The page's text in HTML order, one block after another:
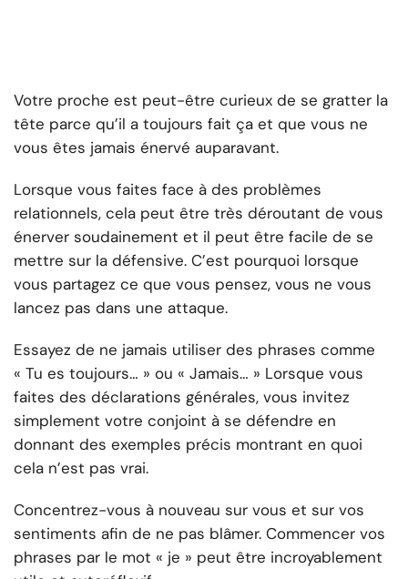
Votre proche est peut-être curieux de se gratter la
tête parce qu’il a toujours fait ça et que vous ne
vous êtes jamais énervé auparavant.
Lorsque vous faites face à des problèmes
relationnels, cela peut être très déroutant de vous
énerver soudainement et il peut être facile de se
mettre sur la défensive. C’est pourquoi lorsque
vous partagez ce que vous pensez, vous ne vous
lancez pas dans une attaque.
Essayez de ne jamais utiliser des phrases comme
« Tu es toujours… » ou « Jamais… » Lorsque vous
faites des déclarations générales, vous invitez
simplement votre conjoint à se défendre en
donnant des exemples précis montrant en quoi
cela n’est pas vrai.
Concentrez-vous à nouveau sur vous et sur vos
sentiments afin de ne pas blâmer. Commencer vos
phrases par le mot « je » peut être incroyablement